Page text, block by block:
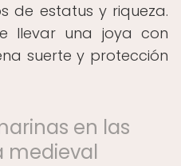
de estatus y riqueza.
llevar una joya con
suerte y protección
en las
medieval